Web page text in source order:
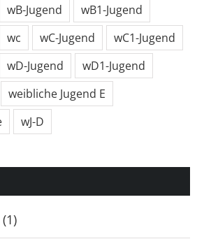
wB-Jugend
wB1-Jugend
wc wC-Jugend
wC1-Jugend
wD-Jugend
wD1-Jugend
weibliche Jugend E
wJ-D